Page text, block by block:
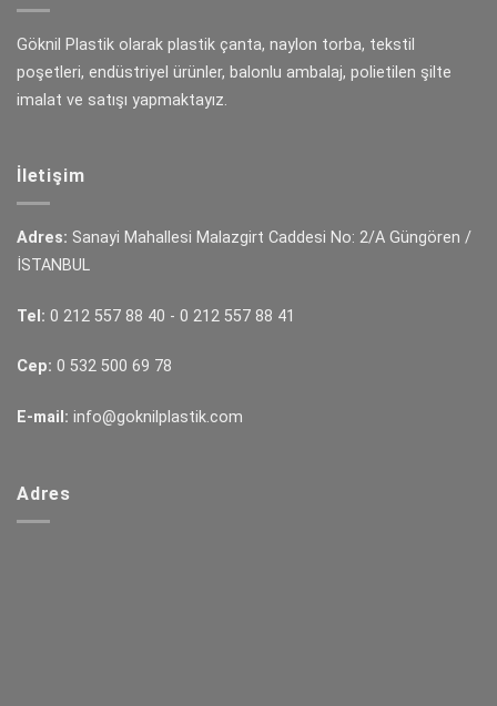
Göknil Plastik olarak plastik çanta, naylon torba, tekstil
poşetleri, endüstriyel ürünler, balonlu ambalaj, polietilen şilte
imalat ve satışı yapmaktayız.
İletişim
Adres: Sanayi Mahallesi Malazgirt Caddesi No: 2/A Güngören /
İSTANBUL
Tel: 0 212 557 88 40 - 0 212 557 88 41
Cep: 0 532 500 69 78
E-mail: info@goknilplastik.com
Adres